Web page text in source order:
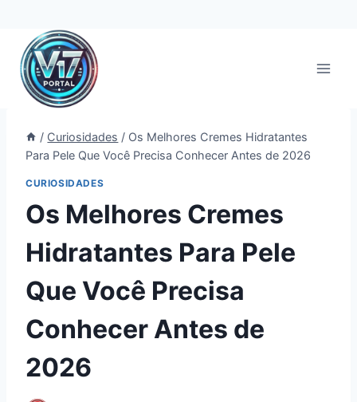
Pular
para
Conteúdo
/ Curiosidades / Os Melhores Cremes Hidratantes
Para Pele Que Você Precisa Conhecer Antes de 2026
CURIOSIDADES
Os Melhores Cremes
Hidratantes Para Pele
Que Você Precisa
Conhecer Antes de
2026